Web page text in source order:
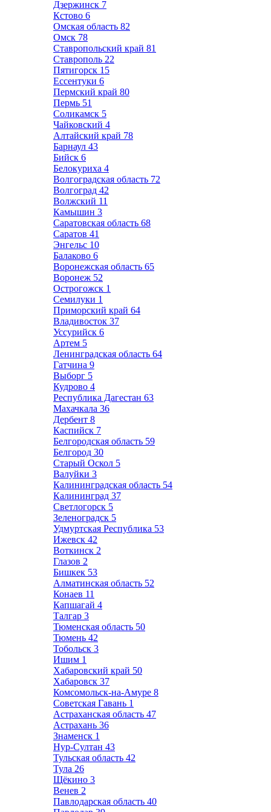
Дзержинск 7
Кстово 6
Омская область 82
Омск 78
Ставропольский край 81
Ставрополь 22
Пятигорск 15
Ессентуки 6
Пермский край 80
Пермь 51
Соликамск 5
Чайковский 4
Алтайский край 78
Барнаул 43
Бийск 6
Белокуриха 4
Волгоградская область 72
Волгоград 42
Волжский 11
Камышин 3
Саратовская область 68
Саратов 41
Энгельс 10
Балаково 6
Воронежская область 65
Воронеж 52
Острогожск 1
Семилуки 1
Приморский край 64
Владивосток 37
Уссурийск 6
Артем 5
Ленинградская область 64
Гатчина 9
Выборг 5
Кудрово 4
Республика Дагестан 63
Махачкала 36
Дербент 8
Каспийск 7
Белгородская область 59
Белгород 30
Старый Оскол 5
Валуйки 3
Калининградская область 54
Калининград 37
Светлогорск 5
Зеленоградск 5
Удмуртская Республика 53
Ижевск 42
Воткинск 2
Глазов 2
Бишкек 53
Алматинская область 52
Конаев 11
Капшагай 4
Талгар 3
Тюменская область 50
Тюмень 42
Тобольск 3
Ишим 1
Хабаровский край 50
Хабаровск 37
Комсомольск-на-Амуре 8
Советская Гавань 1
Астраханская область 47
Астрахань 36
Знаменск 1
Нур-Султан 43
Тульская область 42
Тула 26
Щёкино 3
Венев 2
Павлодарская область 40